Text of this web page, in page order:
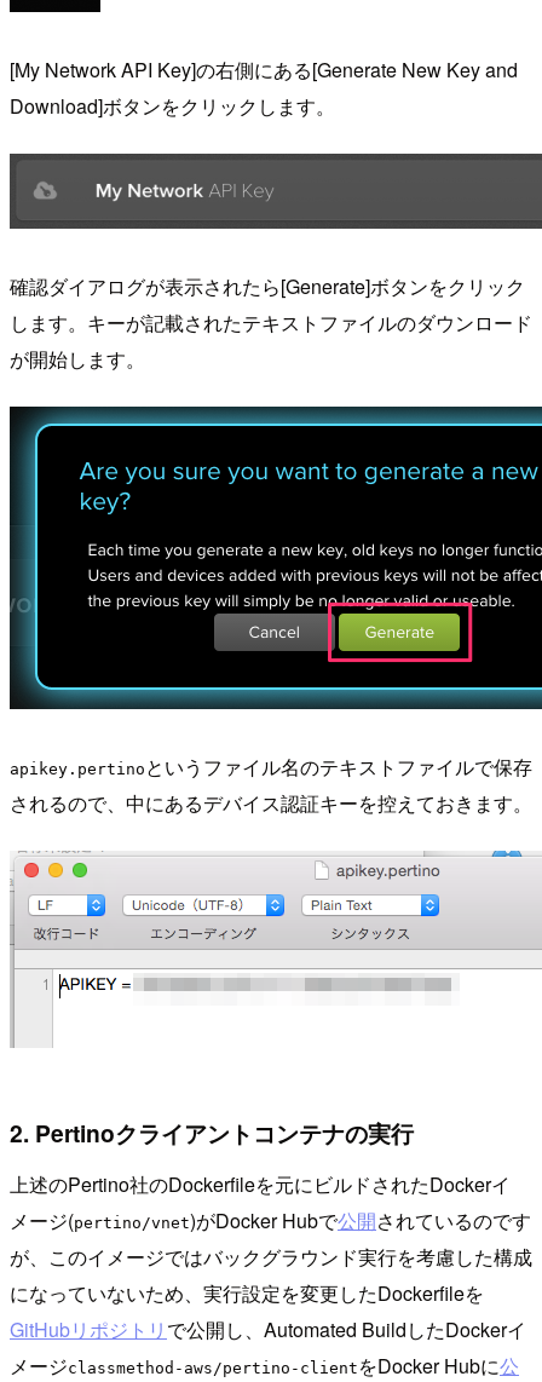
[My Network API Key]の右側にある[Generate New Key and
Download]ボタンをクリックします。
確認ダイアログが表示されたら[Generate]ボタンをクリック
します。キーが記載されたテキストファイルのダウンロード
が開始します。
apikey.pertino というファイル名のテキストファイルで保存
されるので、中にあるデバイス認証キーを控えておきます。
2. Pertinoクライアントコンテナの実行
上述のPertino社のDockerfileを元にビルドされたDockerイ
メージ(pertino/vnet)がDocker Hubで公開されているのです
が、このイメージではバックグラウンド実行を考慮した構成
になっていないため、実行設定を変更したDockerfileを
GitHubリポジトリ で公開し、Automated BuildしたDockerイ
メージclassmethod-aws/pertino-client をDocker Hubに公